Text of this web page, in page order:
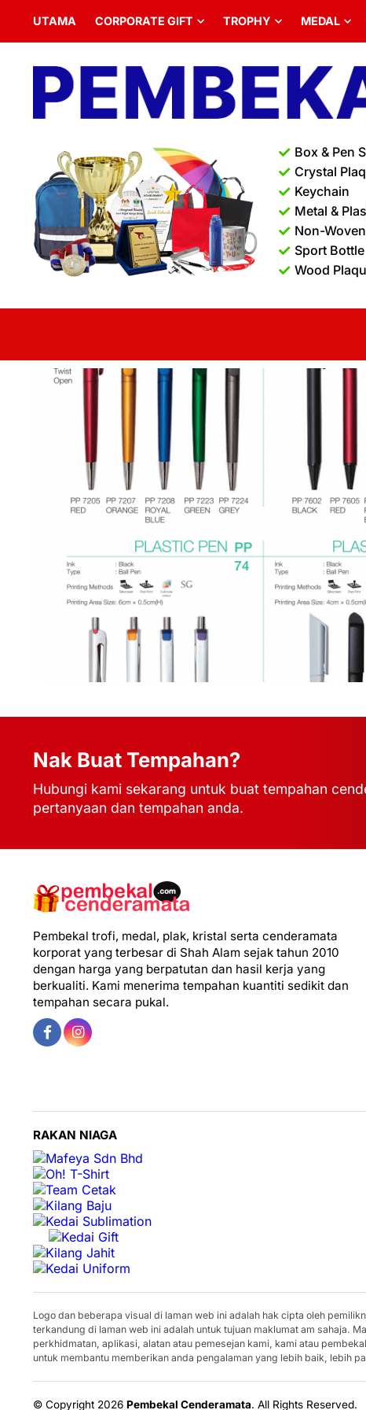
UTAMA CORPORATE GIFT TROPHY MEDAL
Box & Pen
Crystal
Keychain
Metal &
Non-
Sport Bottle
Wood
Nak Buat Tempahan?
Hubungi kami sekarang untuk buat tempahan
pertanyaan dan tempahan anda.
Pembekal trofi, medal, plak, kristal serta cenderamata
korporat yang terbesar di Shah Alam sejak tahun 2010
dengan harga yang berpatutan dan hasil kerja yang
berkualiti. Kami menerima tempahan kuantiti sedikit dan
tempahan secara pukal.
RAKAN NIAGA
Logo dan beberapa visual di laman web ini adalah hak cipta oleh
terkandung di laman web ini adalah untuk tujuan maklumat am sahaja.
perkhidmatan, aplikasi, alatan atau pemesejan kami, kami atau
untuk membantu memberikan anda pengalaman yang lebih baik, lebih
© Copyright 2026 Pembekal Cenderamata. All Rights Reserved.